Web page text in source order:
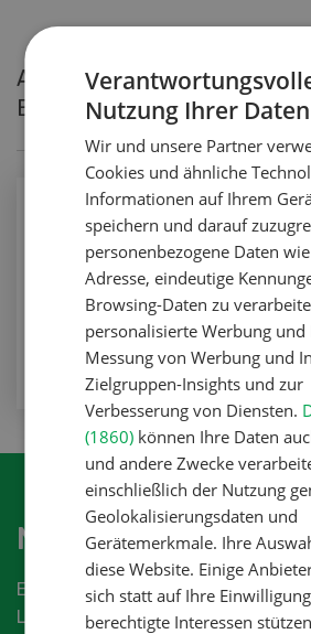
Aktuelle Artikel von Dr. med.
Brauns
Nutztiere
Impfschutz für Ferkel
Nutztiere
ZUM ARTIKEL
Newsletter
Erhalten Sie die aktuellen News
Landwirtschaftsbranche.
Nutzung Ihrer Daten
Wir und unsere Partner
Cookies und ähnliche
Informationen auf Ihrem
speichern und darauf
personenbezogene Daten
Adresse, eindeutige
Browsing-Daten zu
personalisierte Werbung und
Messung von Werbung und
Zielgruppen-Insights und zur
Verbesserung von Diensten.
(1860) können Ihre Daten
und andere Zwecke
einschließlich der Nutzung
Geolokalisierungsdaten und
Gerätemerkmale. Ihre
diese Website. Einige
sich statt auf Ihre
berechtigte Interessen